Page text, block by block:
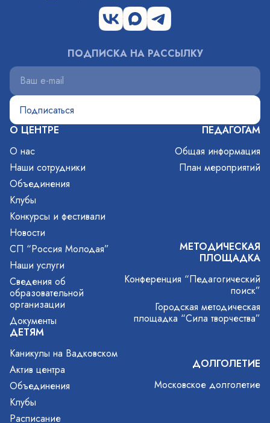
О ЦЕНТРЕ
О нас
Наши сотрудники
Объединения
Клубы
Конкурсы и фестивали
Новости
СП “Россия Молодая”
Наши услуги
Сведения об
образовательной
организации
Документы
ДЕТЯМ
Каникулы на Вадковском
Актив центра
Объединения
Клубы
Расписание
ПЕДАГОГАМ
Общая информация
План мероприятий
МЕТОДИЧЕСКАЯ
ПЛОЩАДКА
Конференция “Педагогический
поиск”
Городская методическая
площадка “Сила творчества”
ДОЛГОЛЕТИЕ
Московское долголетие
ПОДПИСКА НА РАССЫЛКУ